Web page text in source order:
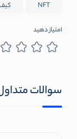
NFT
امتیاز دهید
سوالات